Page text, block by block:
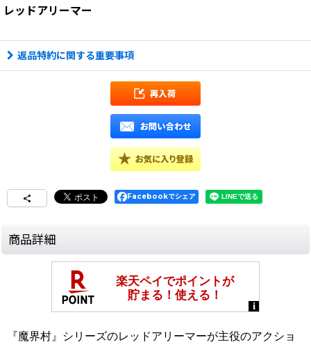
レッドアリーマー
返品特約に関する重要事項
Facebookでシェア
商品詳細
『魔界村』シリーズのレッドアリーマーが主役のアクショ